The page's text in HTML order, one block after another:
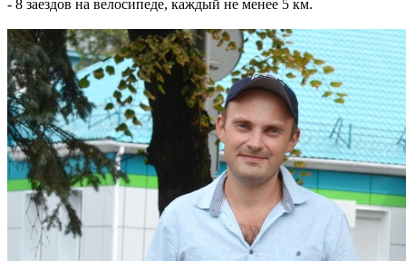
- 8 заездов на велосипеде, каждый не менее 5 км.